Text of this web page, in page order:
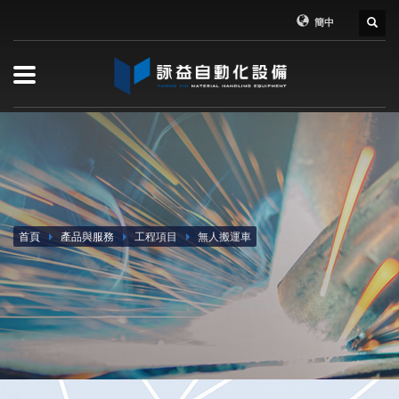
簡中
首頁 產品與服務 工程項目 無人搬運車